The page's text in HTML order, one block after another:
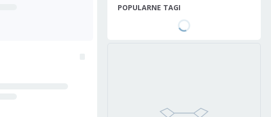
POPULARNE TAGI